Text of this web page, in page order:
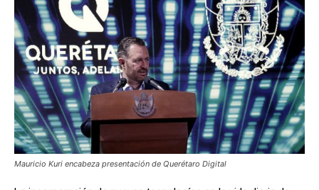
Mauricio Kuri encabeza presentación de Querétaro Digital